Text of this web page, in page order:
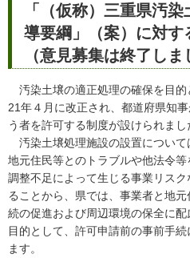
「（仮称）三重県汚
導要綱」（案）に対す
（意見募集は終了しま
汚染土壌の適正処理の確保を目
21年４月に改正され、都道府県知
う者を許可する制度が設けられまし
汚染土壌処理施設の設置について
地元住民等とのトラブルや他法令
調整不足によって生じる事業リス
ることから、県では、事業者と地
続の促進および周辺環境の保全に
目的として、許可申請前の事前手
ます。